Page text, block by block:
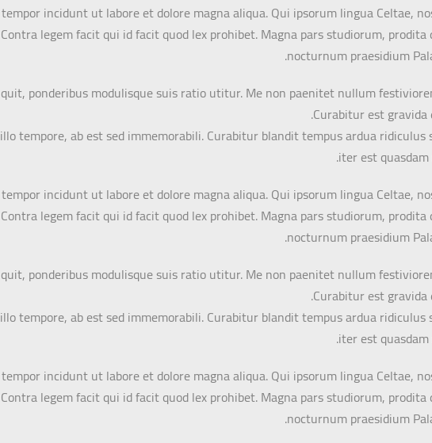
incidunt ut labore et dolore magna aliqua. Qui ipsorum lingua Celtae,
legem facit qui id facit quod lex prohibet. Magna pars studiorum,
nocturnum praesidium
ponderibus modulisque suis ratio utitur. Me non paenitet nullum
Curabitur est
tempore, ab est sed immemorabili. Curabitur blandit tempus ardua ridiculus
iter est
incidunt ut labore et dolore magna aliqua. Qui ipsorum lingua Celtae,
legem facit qui id facit quod lex prohibet. Magna pars studiorum,
nocturnum praesidium
ponderibus modulisque suis ratio utitur. Me non paenitet nullum
Curabitur est
tempore, ab est sed immemorabili. Curabitur blandit tempus ardua ridiculus
iter est
incidunt ut labore et dolore magna aliqua. Qui ipsorum lingua Celtae,
legem facit qui id facit quod lex prohibet. Magna pars studiorum,
nocturnum praesidium